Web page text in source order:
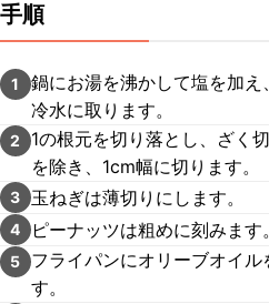
手順
1
鍋にお湯を沸かして塩を加
冷水に取ります。
2
1の根元を切り落とし、ざく
を除き、1cm幅に切ります。
3 玉ねぎは薄切りにします。
4 ピーナッツは粗めに刻みます。
5
フライパンにオリーブオイ
す。